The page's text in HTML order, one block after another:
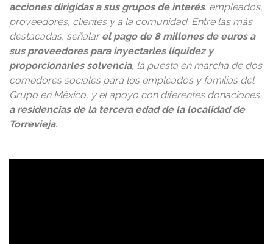
acciones dirigidas a sus grupos de interés: empleados,
proveedores, clientes y a la comunidad. Entre las más
destacadas, señalarel pago de 8millones de euros a
sus proveedores para inyectarles liquidez y
proporcionarles solvencia, la puesta en marcha de dos
comedores sociales para los empleados y familias del
Grupo en México, y el apoyo con diferentes donaciones
a residencias de la tercera edad de la localidad de
Torrevieja.